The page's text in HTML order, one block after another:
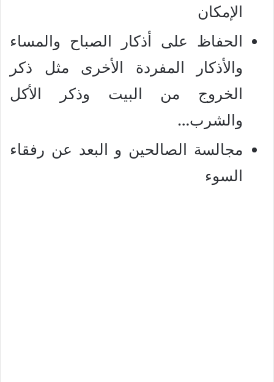
الإمكان
الحفاظ على أذكار الصباح والمساء
والأذكار المفردة الأخرى مثل ذكر
الخروج من البيت وذكر الأكل
والشرب…
مجالسة الصالحين و البعد عن رفقاء
السوء